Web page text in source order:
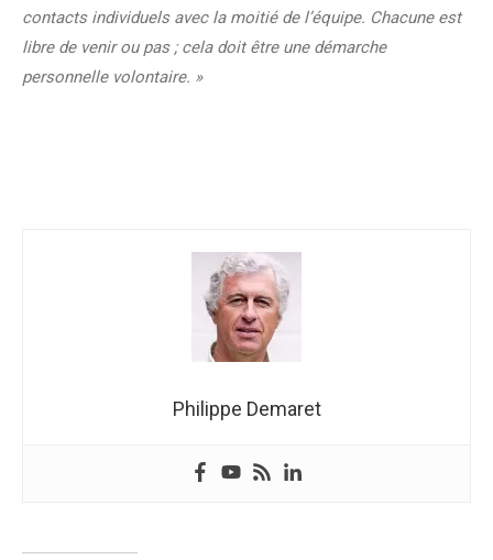
contacts individuels avec la moitié de l’équipe. Chacune est
libre de venir ou pas ; cela doit être une démarche
personnelle volontaire. »
Philippe Demaret